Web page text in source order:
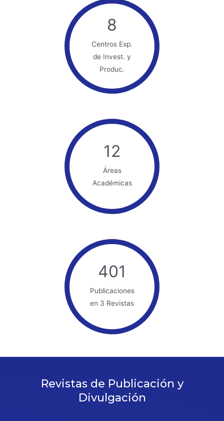
8
Centros Exp.
de Invest. y
Produc.
12
Áreas
Académicas
401
Publicaciones
en 3 Revistas
Revistas de Publicación y
Divulgación